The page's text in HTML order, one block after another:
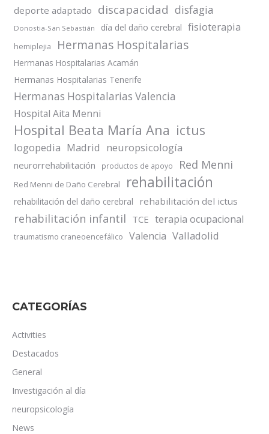
deporte adaptado discapacidad disfagia
Donostia-San Sebastián día del daño cerebral fisioterapia
hemiplejia Hermanas Hospitalarias
Hermanas Hospitalarias Acamán
Hermanas Hospitalarias Tenerife
Hermanas Hospitalarias Valencia
Hospital Aita Menni
Hospital Beata María Ana ictus
logopedia Madrid neuropsicología
neurorrehabilitación productos de apoyo Red Menni
Red Menni de Daño Cerebral rehabilitación
rehabilitación del daño cerebral rehabilitación del ictus
rehabilitación infantil TCE terapia ocupacional
traumatismo craneoencefálico Valencia Valladolid
CATEGORÍAS
Activities
Destacados
General
Investigación al día
neuropsicología
News